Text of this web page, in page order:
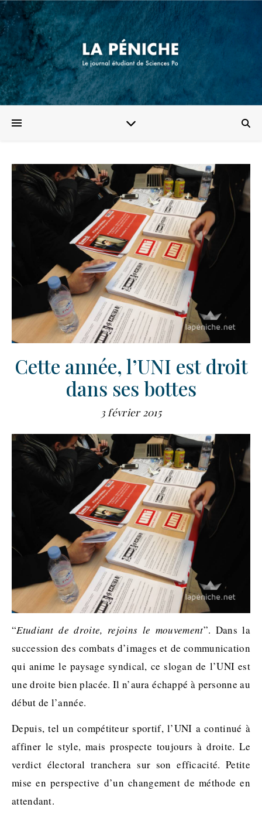
Cette année, l’UNI est droit
dans ses bottes
3 février 2015
“Etudiant de droite, rejoins le mouvement”. Dans la
succession des combats d’images et de communication
qui anime le paysage syndical, ce slogan de l’UNI est
une droite bien placée. Il n’aura échappé à personne au
début de l’année.
Depuis, tel un compétiteur sportif, l’UNI a continué à
affiner le style, mais prospecte toujours à droite. Le
verdict électoral tranchera sur son efficacité. Petite
mise en perspective d’un changement de méthode en
attendant.